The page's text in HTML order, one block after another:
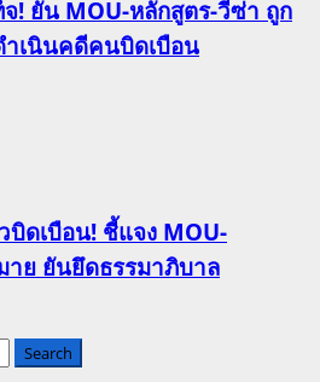
จ! ยัน MOU-หลักสูตร-วีซ่า ถูก
ำเนินคดีคนบิดเบือน
บิดเบือน! ชี้แจง MOU-
ย ยันยึดธรรมาภิบาล